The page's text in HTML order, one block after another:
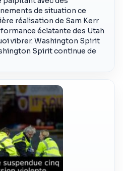
de situation ce
réalisation de Sam Kerr
éclatante des Utah
vibrer. Washington Spirit
Spirit continue de